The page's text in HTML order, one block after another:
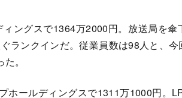
ングスで1364万2000円。放送局を
ランクインだ。従業員数は98人と、
。
ホールディングスで1311万1000円。